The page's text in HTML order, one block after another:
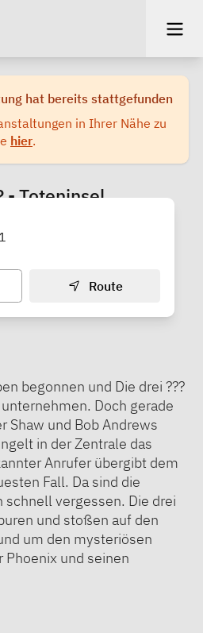
hat bereits stattgefunden
in Ihrer Nähe zu
hier.
- Toteninsel
Route
begonnen und Die drei ???
Doch gerade
Shaw und Bob Andrews
in der Zentrale das
Anrufer übergibt dem
Fall. Da sind die
schnell vergessen. Die drei
und stoßen auf den
um den mysteriösen
und seinen